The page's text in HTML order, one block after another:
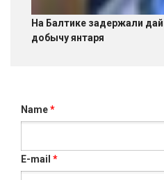
На Балтике задержали
добычу янтаря
Name*
E-mail *